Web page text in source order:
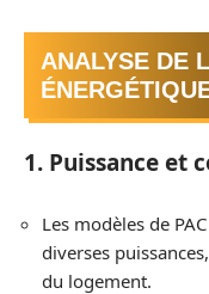
ANALYSE DE
1. Puissance et
Les modèles de
diverses
du logement.